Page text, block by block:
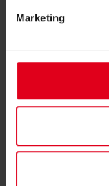
Marketing